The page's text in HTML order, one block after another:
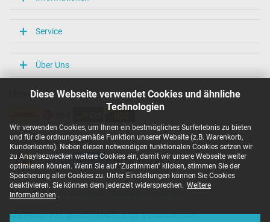
Diese Webseite verwendet Cookies und ähnliche
Technologien
Wir verwenden Cookies, um Ihnen ein bestmögliches Surferlebnis zu bieten
und für die ordnungsgemäße Funktion unserer Website (z.B. Warenkorb,
Kundenkonto). Neben diesen notwendigen funktionalen Cookies setzen wir
zu Anaylsezwecken weitere Cookies ein, damit wir unsere Webseite weiter
optimieren können. Wenn Sie auf "Zustimmen" klicken, stimmen Sie der
Speicherung aller Cookies zu. Unter Einstellungen können Sie Cookies
deaktivieren. Sie können dem jederzeit widersprechen. Weitere
Informationen .
Service
Über Uns
Unsere Versandarten
Unsere Zahlarten
Copyright ©
Alle Preise inkl. gesetzl. MwSt. zzgl. Versandkosten